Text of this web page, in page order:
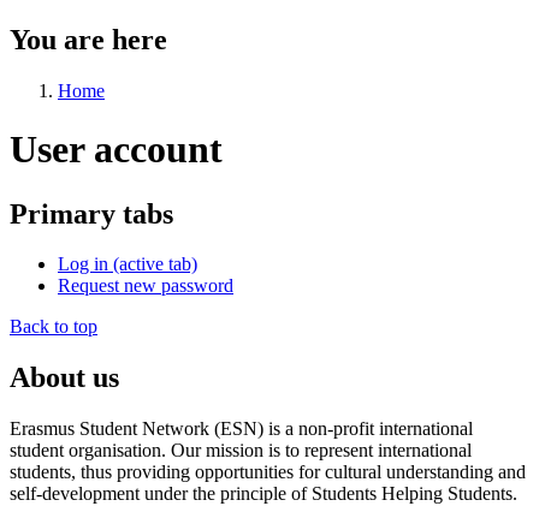
You are here
Home
User account
Primary tabs
Log in (active tab)
Request new password
Back to top
About us
Erasmus Student Network (ESN) is a non-profit international
student organisation. Our mission is to represent international
students, thus providing opportunities for cultural understanding and
self-development under the principle of Students Helping Students.